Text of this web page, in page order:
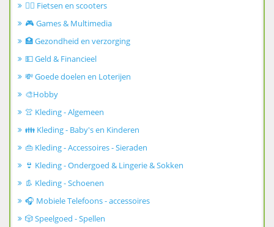
🚴‍♂️ Fietsen en scooters
🎮 Games & Multimedia
🏥 Gezondheid en verzorging
💵 Geld & Financieel
💸 Goede doelen en Loterijen
🎨Hobby
👚 Kleding - Algemeen
👪 Kleding - Baby's en Kinderen
👜 Kleding - Accessoires - Sieraden
👙 Kleding - Ondergoed & Lingerie & Sokken
👢 Kleding - Schoenen
🎧 Mobiele Telefoons - accessoires
🎲 Speelgoed - Spellen